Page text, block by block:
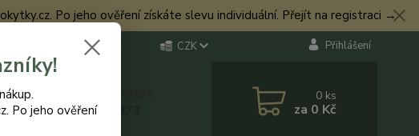
Po jeho ověření získáte slevu individuální. Přejít na registraci →
CZK Přihlášení
Nevíte si rady? Zavolejte.
+420 774 544 973
0 ks
za 0 Kč
Po jeho ověření